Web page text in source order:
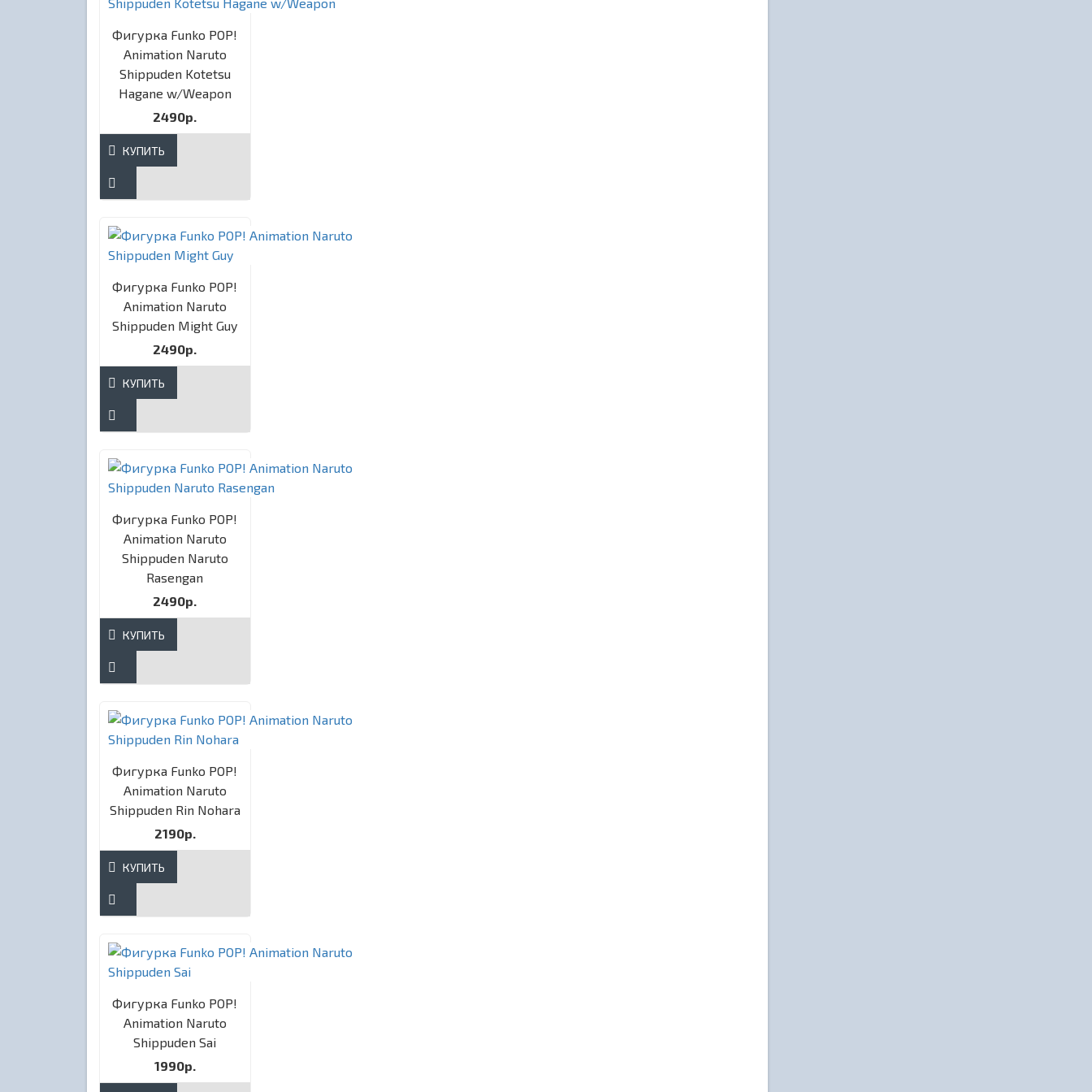
Фигурка Funko POP!
Animation Naruto
Shippuden Kotetsu
Hagane w/Weapon
2490р.
КУПИТЬ
Фигурка Funko POP!
Animation Naruto
Shippuden Might Guy
2490р.
КУПИТЬ
Фигурка Funko POP!
Animation Naruto
Shippuden Naruto
Rasengan
2490р.
КУПИТЬ
Фигурка Funko POP!
Animation Naruto
Shippuden Rin Nohara
2190р.
КУПИТЬ
Фигурка Funko POP!
Animation Naruto
Shippuden Sai
1990р.